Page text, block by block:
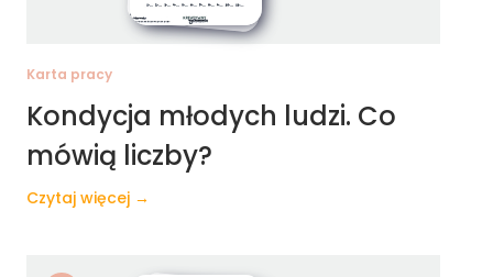
Karta pracy
Kondycja młodych ludzi. Co
mówią liczby?
Czytaj więcej →